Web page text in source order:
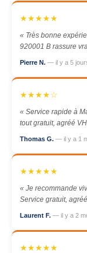
★★★★★
« Très bonne
920001 B rassure
Pierre N. — il y a 5
★★★★☆
« Service rapide à
tout gratuit, agréé
Thomas G. — il y a 1
★★★★★
« Je recommande
Service gratuit,
Laurent F. — il y a 2
★★★★★